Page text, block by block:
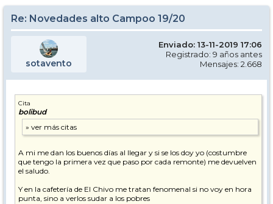
Re: Novedades alto Campoo 19/20
sotavento
Enviado: 13-11-2019 17:06
Registrado: 9 años antes
Mensajes: 2.668
Cita
bolibud
A mi me dan los buenos días al llegar y si se los doy yo (costumbre
que tengo la primera vez que paso por cada remonte) me devuelven
el saludo.
Y en la cafetería de El Chivo me tratan fenomenal si no voy en hora
punta, sino a verlos sudar a los pobres